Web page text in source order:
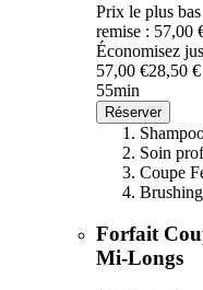
Prix le plus
remise : 57,00
Économisez
57,00 €28,50 €
55min
Réserver
Soin
Coupe
Forfait
Mi-Longs